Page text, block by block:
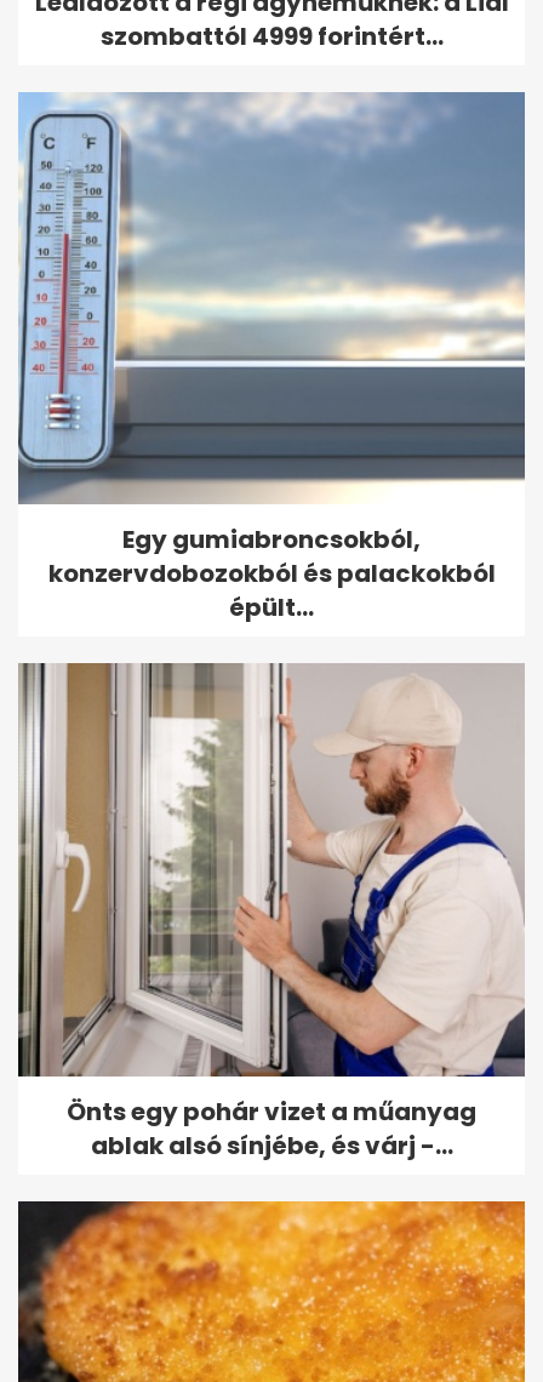
szombattól 4999 forintért...
Egy gumiabroncsokból,
konzervdobozokból és palackokból
épült...
Önts egy pohár vizet a műanyag
ablak alsó sínjébe, és várj -...